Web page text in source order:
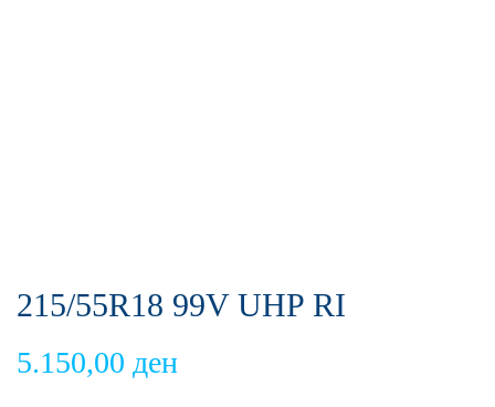
215/55R18 99V UHP RI
5.150,00 ден